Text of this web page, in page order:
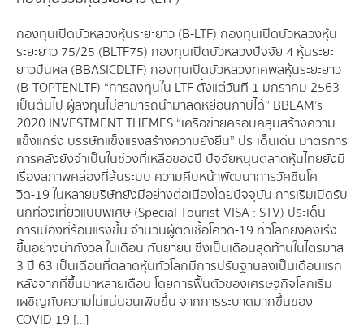
กองทุนเปิดบัวหลวงหุ้นระยะยาว (B-LTF) กองทุนเปิดบัวหลวงหุ้น
ระยะยาว 75/25 (BLTF75) กองทุนเปิดบัวหลวงปัจจัย 4 หุ้นระยะ
ยาวปันผล (BBASICDLTF) กองทุนเปิดบัวหลวงทศพลหุ้นระยะยาว
(B-TOPTENLTF) “การลงทุนใน LTF ตั้งแต่วันที่ 1 มกราคม 2563
เป็นต้นไป ผู้ลงทุนไม่สามารถนำมาลดหย่อนภาษีได้” BBLAM’s
2020 INVESTMENT THEMES “เครือข่ายครอบคลุมสร้างความ
แข็งแกร่ง บรรษัทแข็งแรงสร้างความยั่งยืน” ประเด็นเด่น มาตรการ
การคลังยังจำเป็นในช่วงที่เหลือของปี ปัจจัยหนุนตลาดหุ้นไทยยังมี
เรื่องสภาพคล่องที่ล้นระบบ ความคืบหน้าพัฒนาการวัคซีนโค
วิด-19 ในหลายบริษัทยังมีอย่างต่อเนื่องโดยปัจจุบัน การเริ่มเปิดรับ
นักท่องเที่ยวแบบพิเศษ (Special Tourist VISA : STV) ประเด็น
การเมืองที่ร้อนแรงขึ้น จำนวนผู้ติดเชื้อโควิด-19 ทั่วโลกยังคงเร่ง
ขึ้นอย่างน่ากังวล ในเดือน กันยายน ซึ่งเป็นเดือนสุดท้านในไตรมาส
3 ปี 63 เป็นเดือนที่ตลาดหุ้นทั่วโลกมีการปรับฐานลงเป็นเดือนแรก
หลังจากที่ขึ้นมาหลายเดือน โดยการฟื้นตัวของเศรษฐกิจโลกเริ่ม
เผชิญกับความไม่แน่นอนเพิ่มขึ้น จากการระบาดมากขึ้นของ
COVID-19 […]